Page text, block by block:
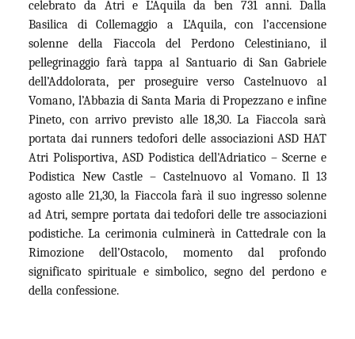
celebrato da Atri e L’Aquila da ben 731 anni. Dalla
Basilica di Collemaggio a L’Aquila, con l’accensione
solenne della Fiaccola del Perdono Celestiniano, il
pellegrinaggio farà tappa al Santuario di San Gabriele
dell’Addolorata, per proseguire verso Castelnuovo al
Vomano, l’Abbazia di Santa Maria di Propezzano e infine
Pineto, con arrivo previsto alle 18,30. La Fiaccola sarà
portata dai runners tedofori delle associazioni ASD HAT
Atri Polisportiva, ASD Podistica dell'Adriatico – Scerne e
Podistica New Castle – Castelnuovo al Vomano. Il 13
agosto alle 21,30, la Fiaccola farà il suo ingresso solenne
ad Atri, sempre portata dai tedofori delle tre associazioni
podistiche. La cerimonia culminerà in Cattedrale con la
Rimozione dell’Ostacolo, momento dal profondo
significato spirituale e simbolico, segno del perdono e
della confessione.